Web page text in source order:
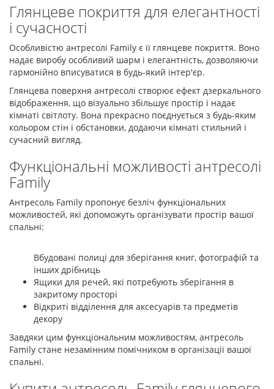
Глянцеве покриття для елегантності
і сучасності
Особливістю антресолі Family є її глянцеве покриття. Воно
надає виробу особливий шарм і елегантність, дозволяючи
гармонійно вписуватися в будь-який інтер'єр.
Глянцева поверхня антресолі створює ефект дзеркального
відображення, що візуально збільшує простір і надає
кімнаті світлоту. Вона прекрасно поєднується з будь-яким
кольором стін і обстановки, додаючи кімнаті стильний і
сучасний вигляд.
Функціональні можливості антресолі
Family
Антресоль Family пропонує безліч функціональних
можливостей, які допоможуть організувати простір вашої
спальні:
Вбудовані полиці для зберігання книг, фотографій та
інших дрібниць
Ящики для речей, які потребують зберігання в
закритому просторі
Відкриті відділення для аксесуарів та предметів
декору
Завдяки цим функціональним можливостям, антресоль
Family стане незамінним помічником в організації вашої
спальні.